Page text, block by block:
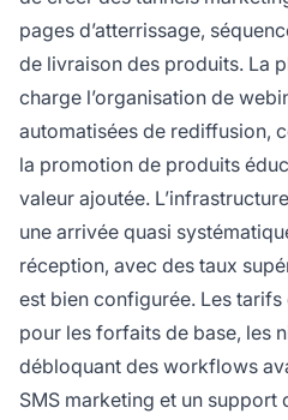
pages d’atterrissage,
de livraison des produits. La
charge l’organisation de
automatisées de rediffusion,
la promotion de produits
valeur ajoutée.
une arrivée quasi
réception, avec des taux
est bien configurée. Les
pour les forfaits de base, les
débloquant des workflows
SMS marketing et un support